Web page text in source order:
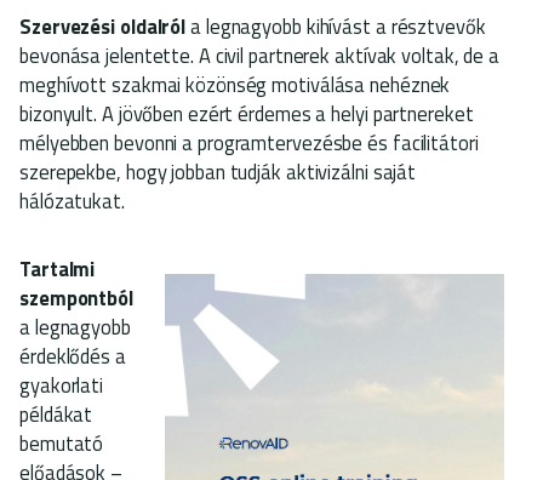
Szervezési oldalróla legnagyobb kihívást a résztvevők
bevonása jelentette. A civil partnerek aktívak voltak, de a
meghívott szakmai közönség motiválása nehéznek
bizonyult. A jövőben ezért érdemes a helyi partnereket
mélyebben bevonni a programtervezésbe és facilitátori
szerepekbe, hogy jobban tudják aktivizálni saját
hálózatukat.
Tartalmi
szempontból
a legnagyobb
érdeklődés a
gyakorlati
példákat
bemutató
előadások –